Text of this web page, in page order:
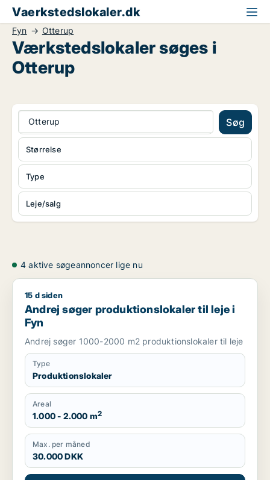
Vaerkstedslokaler.dk
Fyn Otterup
Værkstedslokaler søges i
Otterup
Otterup Søg
Type
Leje/salg
Størrelse
4 aktive søgeannoncer lige nu
Andrej søger produktionslokaler til leje i Fyn
15 d siden
Andrej søger produktionslokaler til leje i
Fyn
Andrej søger 1000-2000 m2 produktionslokaler til leje
Type
Produktionslokaler
Areal
1.000 - 2.000 m2
Max. per måned
30.000 DKK